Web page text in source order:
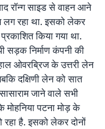
रॉन्ग साइड से वाहन आने
लग रहा था. इसको लेकर
किया गया था.
सड़क निर्माण कंपनी की
ओवरब्रिज के उत्तरी लेन
दक्षिणी लेन को सात
जाने वाले सभी
पटना मोड़ के
रहा है. इसको लेकर दोनों